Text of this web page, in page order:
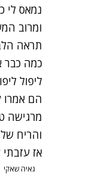
נמאס לי
ומרוב
תראה
כמה כבר
ליפול
הם אמרו
מרגישה
והריח
אז עזבתי
גאיה שאקי